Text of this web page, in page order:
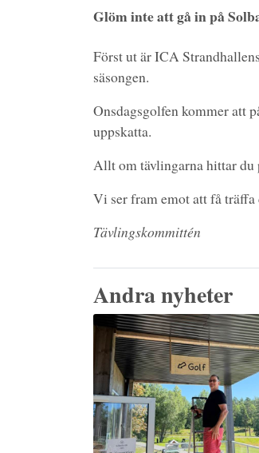
Glöm inte att gå in på
Först ut är ICA
säsongen.
Onsdagsgolfen kommer att
uppskatta.
Allt om tävlingarna hittar du
Vi ser fram emot att få
Tävlingskommittén
Andra nyheter